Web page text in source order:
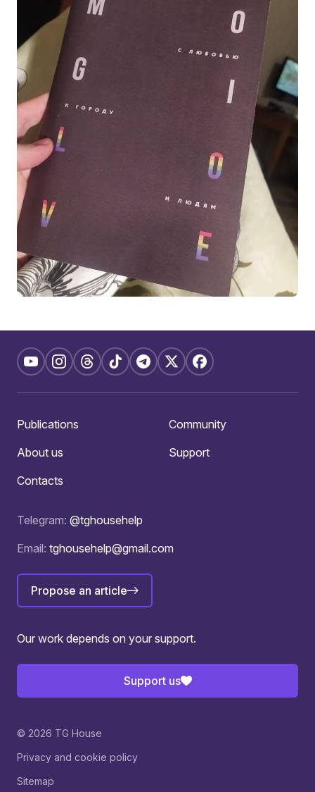
Telegram: @tghousehelp
Email: tghousehelp@gmail.com
Propose an article
Publications
Community
About us
Support
Contacts
Our work depends on your support.
Support us
© 2026 TG House
Privacy and cookie policy
Sitemap